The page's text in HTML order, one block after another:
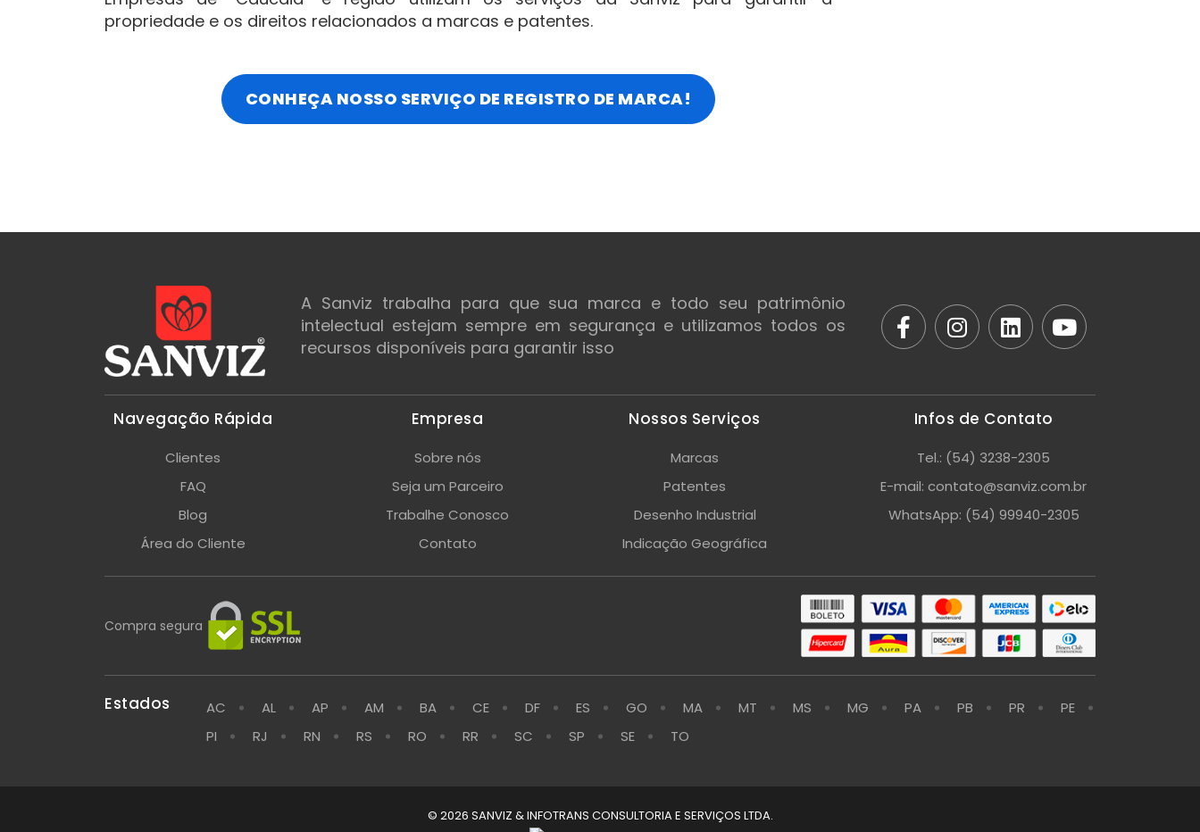
propriedade e os direitos relacionados a marcas e patentes.
CONHEÇA NOSSO SERVIÇO DE REGISTRO DE MARCA!
A Sanviz trabalha para que sua marca e todo seu patrimônio
intelectual estejam sempre em segurança e utilizamos todos os
recursos disponíveis para garantir isso
Navegação Rápida
Clientes
FAQ
Blog
Área do Cliente
Empresa
Sobre nós
Seja um Parceiro
Trabalhe Conosco
Contato
Nossos Serviços
Marcas
Patentes
Desenho Industrial
Indicação Geográfica
Infos de Contato
Tel.: (54) 3238-2305
E-mail: contato@sanviz.com.br
WhatsApp: (54) 99940-2305
Compra segura
Estados AC AL AP AM BA CE DF ES GO MA MT MS MG PA PB PR
PE
PI
RJ RN RS RO RR SC SP SE TO
© 2026 SANVIZ & INFOTRANS CONSULTORIA E SERVIÇOS LTDA.